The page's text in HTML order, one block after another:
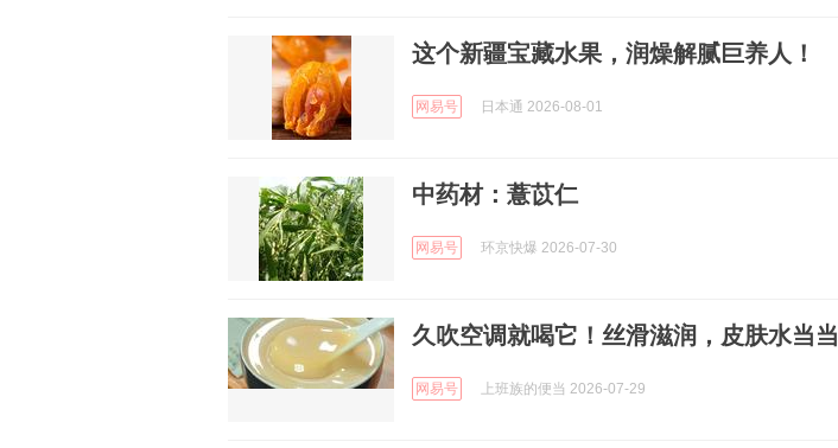
这个新疆宝藏水果，润燥解腻巨养人！
网易号 日本通 2026-08-01
中药材：薏苡仁
网易号 环京快爆 2026-07-30
久吹空调就喝它！丝滑滋润，皮肤水当当
网易号 上班族的便当 2026-07-29